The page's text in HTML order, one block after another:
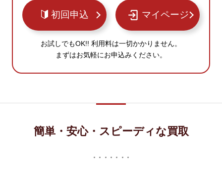
初回申込 マイページ
お試しでもOK!! 利用料は一切かかりません。
まずはお気軽にお申込みください。
簡単・安心・スピーディな買取